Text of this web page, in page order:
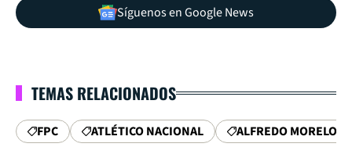
Síguenos en Google News
TEMAS RELACIONADOS
FPC ATLÉTICO NACIONAL ALFREDO MORELOS